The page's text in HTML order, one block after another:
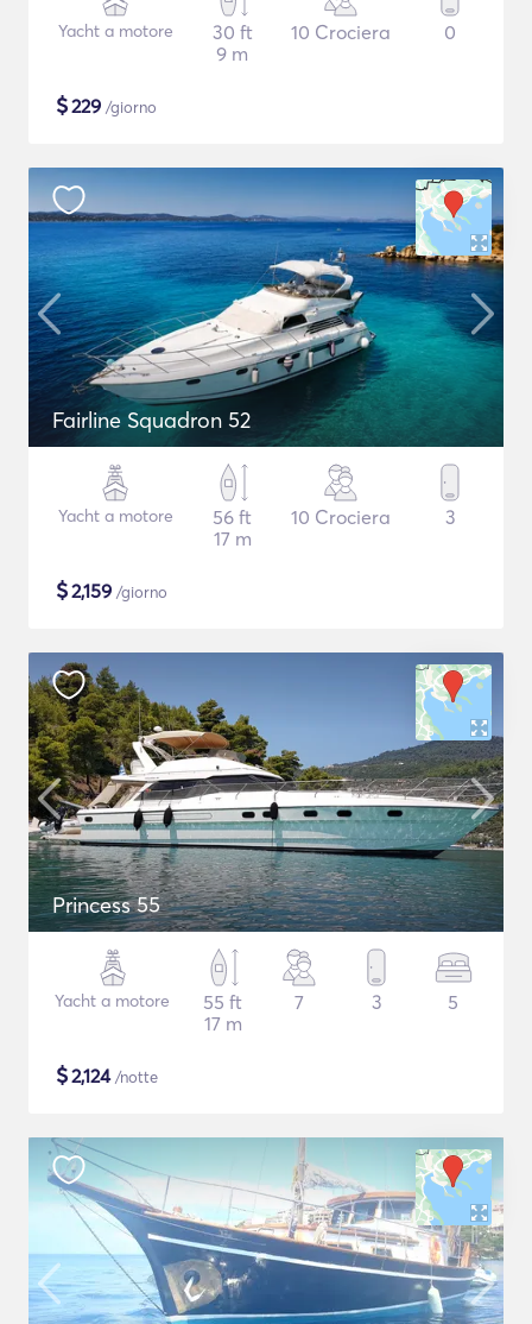
Yacht a motore
30 ft
9 m
10 Crociera 0
$229 /giorno
Fairline Squadron 52
Yacht a motore
56 ft
17 m
10 Crociera 3
$2,159 /giorno
Princess 55
Yacht a motore
55 ft
17 m
7 3 5
$2,124/notte